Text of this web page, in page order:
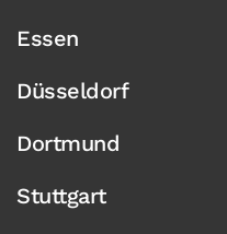
Essen
Düsseldorf
Dortmund
Stuttgart